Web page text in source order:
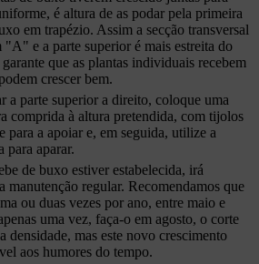
é altura de as podar pela primeira
em trapézio. Assim a secção transversal
"A" e a parte superior é mais estreita do
que as plantas individuais recebem
crescer bem.
a parte superior a direito, coloque uma
comprida à altura pretendida, com tijolos
para a apoiar e, em seguida, utilize a
para aparar.
de buxo estiver estabelecida, irá
manutenção regular. Recomendamos que
ou duas vezes por ano, entre maio e
uma vez, faça-o em agosto, o corte
densidade, mas este novo crescimento
aos humores do tempo.